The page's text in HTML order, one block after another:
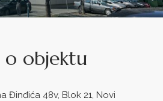
o objektu
Đinđića 48v, Blok 21, Novi